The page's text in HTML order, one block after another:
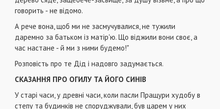
говорить - не відомо.
А рече вона, щоб ми не засмучувалися, не тужили
даремно за батьком із матір'ю. Що віджили вони своє, а
час настане - й ми з ними будемо!"
Розповість про те Дід і надовго задумається.
СКАЗАННЯ ПРО ОГИЛУ ТА ЙОГО СИНІВ
У старі часи, у древні часи, коли пасли Пращури худобу в
степу та будинків не споруджували, був царем у них